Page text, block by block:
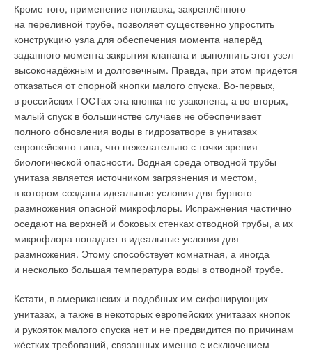
Кроме того, применение поплавка, закреплённого
на переливной трубе, позволяет существенно упростить
конструкцию узла для обеспечения момента наперёд
заданного момента закрытия клапана и выполнить этот узел
высоконадёжным и долговечным. Правда, при этом придётся
отказаться от спорной кнопки малого спуска. Во-первых,
в российских ГОСТах эта кнопка не узаконена, а во-вторых,
малый спуск в большинстве случаев не обеспечивает
полного обновления воды в гидрозатворе в унитазах
европейского типа, что нежелательно с точки зрения
биологической опасности. Водная среда отводной трубы
унитаза является источником загрязнения и местом,
в котором созданы идеальные условия для бурного
размножения опасной микрофлоры. Испражнения частично
оседают на верхней и боковых стенках отводной трубы, а их
микрофлора попадает в идеальные условия для
размножения. Этому способствует комнатная, а иногда
и несколько большая температура воды в отводной трубе.
Кстати, в американских и подобных им сифонирующих
унитазах, а также в некоторых европейских унитазах кнопок
и рукояток малого спуска нет и не предвидится по причинам
жёстких требований, связанных именно с исключением